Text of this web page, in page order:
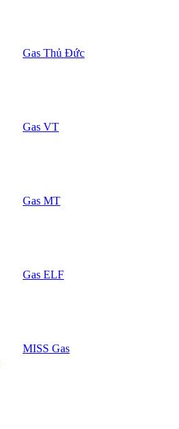
Gas Thủ Đức
Gas VT
Gas MT
Gas ELF
MISS Gas